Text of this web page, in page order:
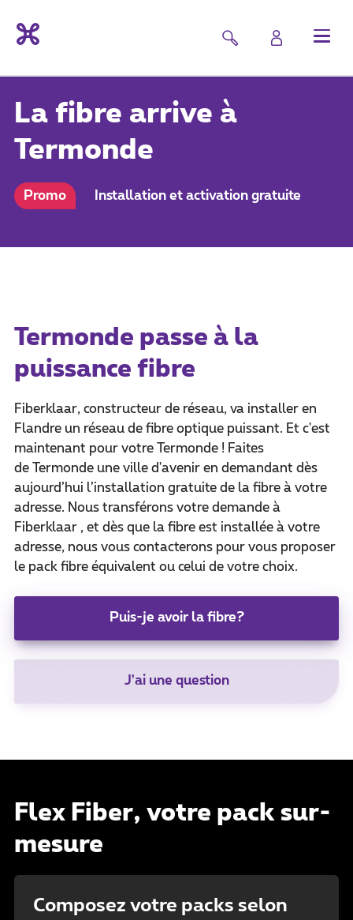
La fibre arrive à
Termonde
Promo Installation et activation gratuite
Termonde passe à la
puissance fibre
Fiberklaar, constructeur de réseau, va installer en
Flandre un réseau de fibre optique puissant. Et c'est
maintenant pour votre Termonde ! Faites
de Termonde une ville d'avenir en demandant dès
aujourd’hui l’installation gratuite de la fibre à votre
adresse. Nous transférons votre demande à
Fiberklaar , et dès que la fibre est installée à votre
adresse, nous vous contacterons pour vous proposer
le pack fibre équivalent ou celui de votre choix.
Puis-je avoir la fibre?
J'ai une question
Flex Fiber, votre pack sur-
mesure
Composez votre packs selon